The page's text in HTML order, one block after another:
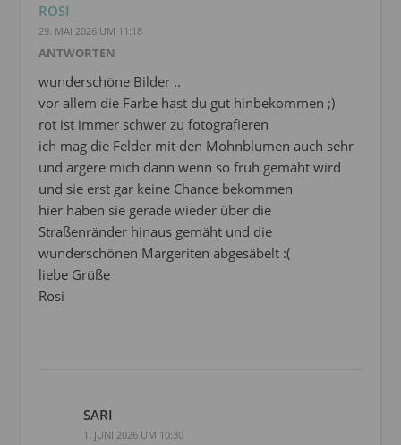
ROSI
29. MAI 2026 UM 11:18
ANTWORTEN
wunderschöne Bilder ..
vor allem die Farbe hast du gut hinbekommen ;)
rot ist immer schwer zu fotografieren
ich mag die Felder mit den Mohnblumen auch sehr
und ärgere mich dann wenn so früh gemäht wird
und sie erst gar keine Chance bekommen
hier haben sie gerade wieder über die
Straßenränder hinaus gemäht und die
wunderschönen Margeriten abgesäbelt :(
liebe Grüße
Rosi
SARI
1. JUNI 2026 UM 10:30